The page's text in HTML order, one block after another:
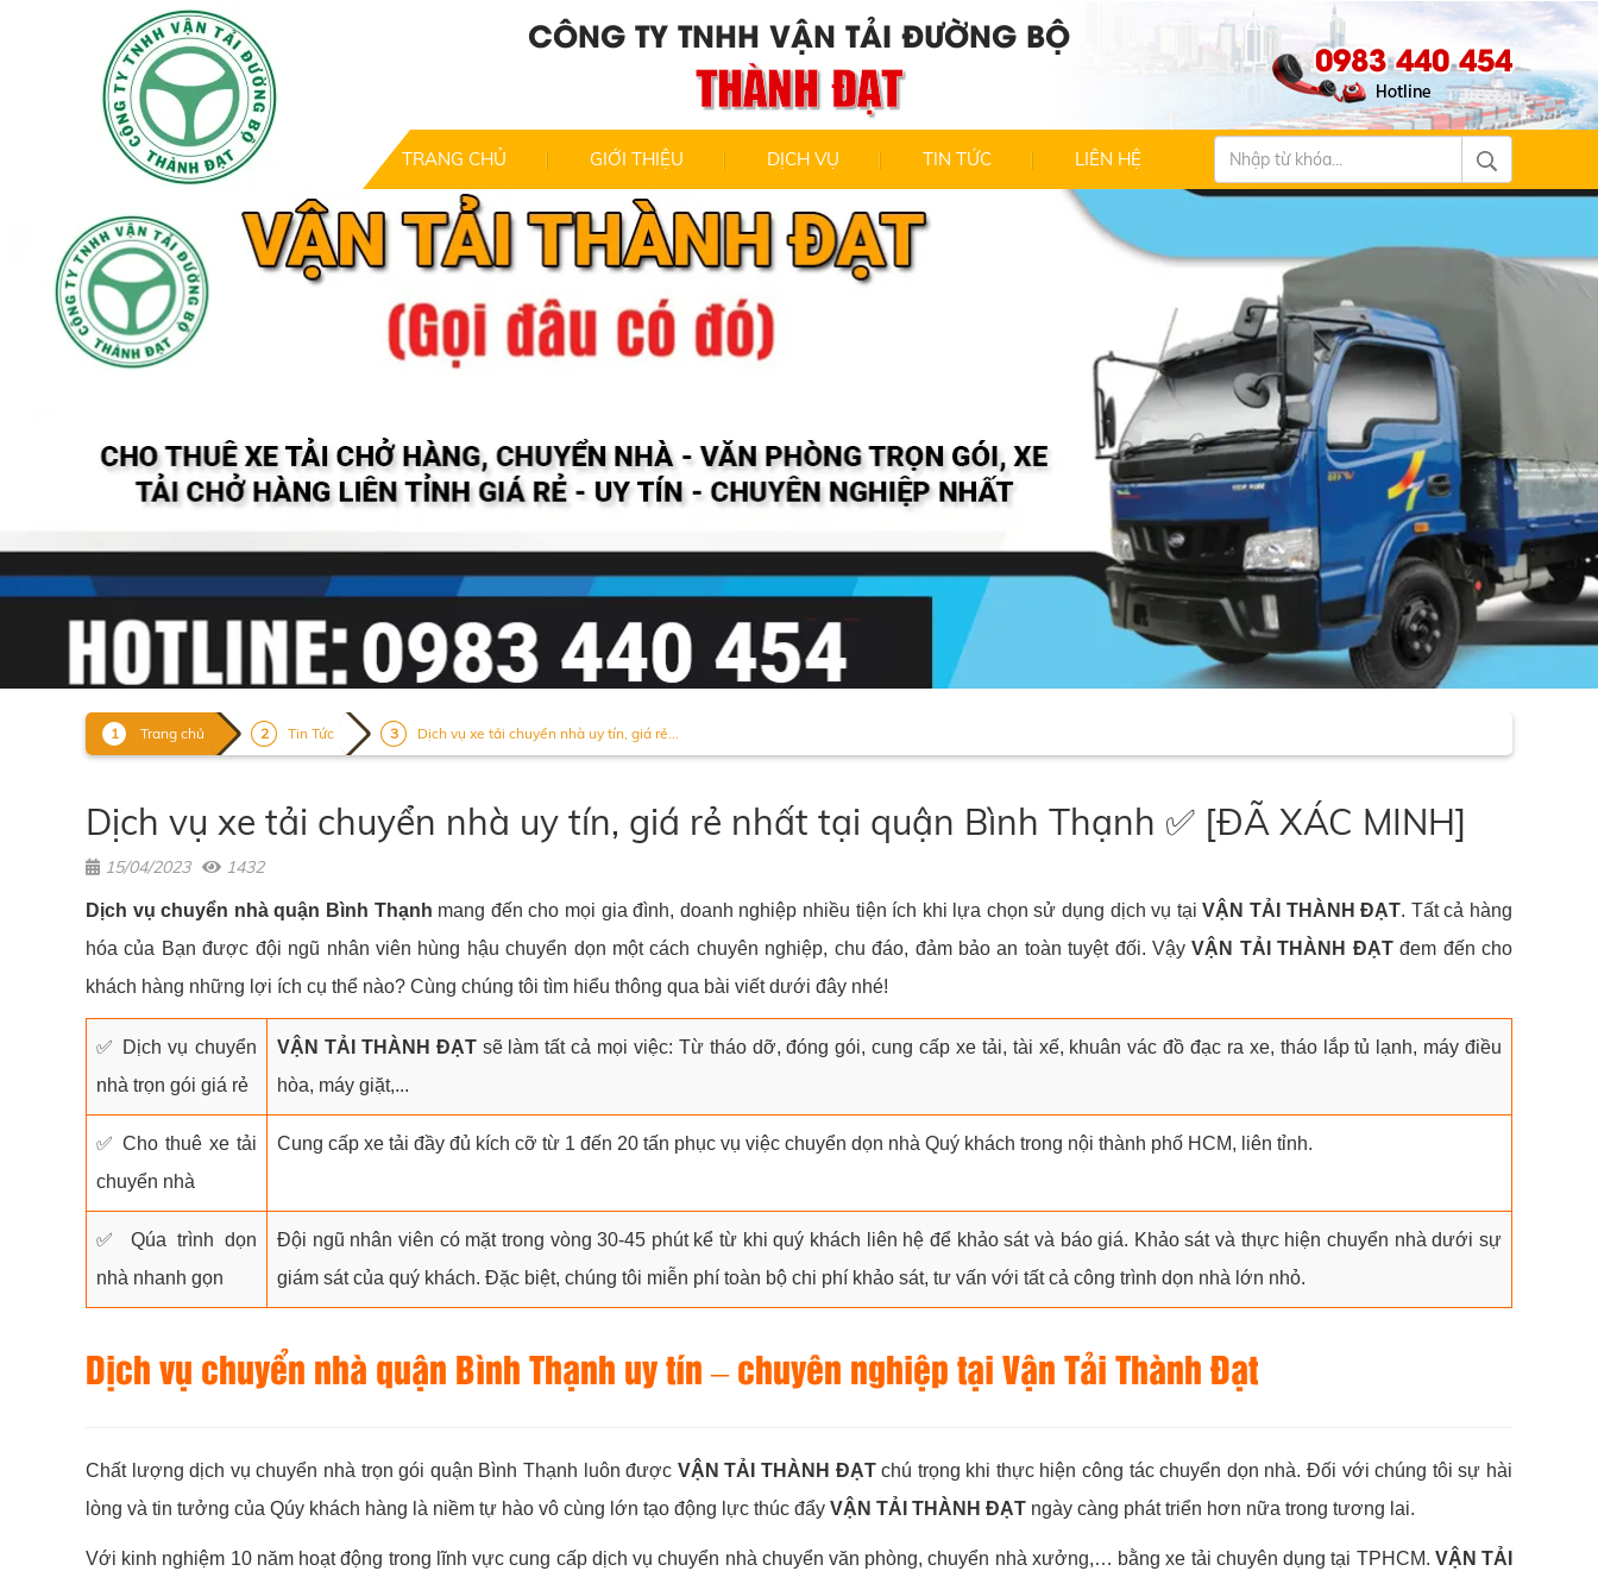
CÔNG TY TNHH VẬN TẢI ĐƯỜNG BỘ
THÀNH ĐẠT 0983 440 454
TRANG CHỦ GIỚI THIỆU DỊCH VỤ TIN TỨC LIÊN HỆ
Trang chủ Tin Tức Dịch vụ xe tải chuyển nhà uy tín, giá rẻ...
Dịch vụ xe tải chuyển nhà uy tín, giá rẻ nhất tại quận Bình Thạnh ✅ [ĐÃ XÁC MINH]
15/04/2023 1432
Dịch vụ chuyển nhà quận Bình Thạnh mang đến cho mọi gia đình, doanh nghiệp nhiều tiện ích khi lựa chọn sử dụng dịch vụ tạiVẬN TẢI THÀNH ĐẠT. Tất cả hàng
hóa của Bạn được đội ngũ nhân viên hùng hậu chuyển dọn một cách chuyên nghiệp, chu đáo, đảm bảo an toàn tuyệt đối. VậyVẬN TẢI THÀNH ĐẠTđem đến cho
khách hàng những lợi ích cụ thể nào? Cùng chúng tôi tìm hiểu thông qua bài viết dưới đây nhé!
✅ Dịch vụ chuyển
nhà trọn gói giá rẻ
VẬN TẢI THÀNH ĐẠTsẽ làm tất cả mọi việc: Từ tháo dỡ, đóng gói, cung cấp xe tải, tài xế, khuân vác đồ đạc ra xe, tháo lắp tủ lạnh, máy điều
hòa, máy giặt,...
✅ Cho thuê xe tải
chuyển nhà
Cung cấp xe tải đầy đủ kích cỡ từ 1 đến 20 tấn phục vụ việc chuyển dọn nhà Quý khách trong nội thành phố HCM, liên tỉnh.
✅ Qúa trình dọn
nhà nhanh gọn
Đội ngũ nhân viên có mặt trong vòng 30-45 phút kể từ khi quý khách liên hệ để khảo sát và báo giá. Khảo sát và thực hiện chuyển nhà dưới sự
giám sát của quý khách. Đặc biệt, chúng tôi miễn phí toàn bộ chi phí khảo sát, tư vấn với tất cả công trình dọn nhà lớn nhỏ.
Dịch vụ chuyển nhà quận Bình Thạnh uy tín – chuyên nghiệp tại Vận Tải Thành Đạt
Chất lượng dịch vụ chuyển nhà trọn gói quận Bình Thạnh luôn được VẬN TẢI THÀNH ĐẠTchú trọng khi thực hiện công tác chuyển dọn nhà. Đối với chúng tôi sự hài
lòng và tin tưởng của Qúy khách hàng là niềm tự hào vô cùng lớn tạo động lực thúc đẩy VẬN TẢI THÀNH ĐẠT ngày càng phát triển hơn nữa trong tương lai.
Với kinh nghiệm 10 năm hoạt động trong lĩnh vực cung cấp dịch vụ chuyển nhà chuyển văn phòng, chuyển nhà xưởng,… bằng xe tải chuyên dụng tại TPHCM. VẬN TẢI